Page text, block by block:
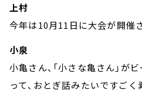
上村
今年は10月11日に大会が開催
小泉
小亀さん、「小さな亀さん」が
って、おとぎ話みたいですごく